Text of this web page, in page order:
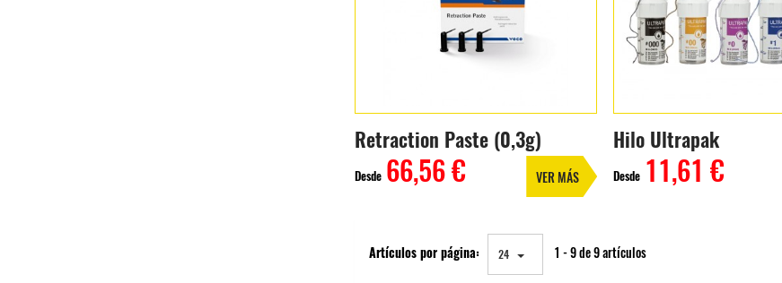
Retraction Paste (0,3g)
Desde 66,56 € VER MÁS
Hilo Ultrapak
Desde 11,61 €
Artículos por página: 24 1 - 9 de 9 artículos